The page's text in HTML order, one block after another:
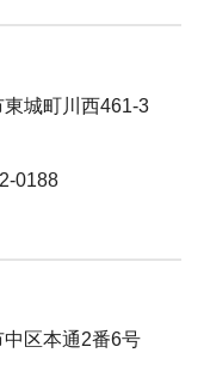
東城町川西461-3
0188
中区本通2番6号